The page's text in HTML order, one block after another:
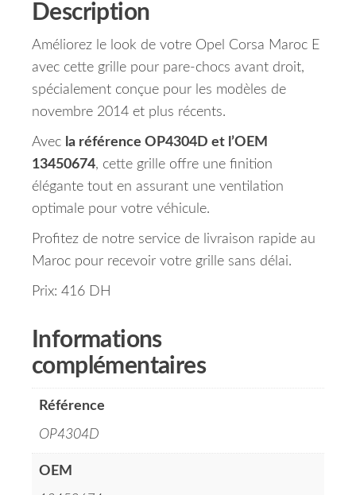
Description
Améliorez le look de votre Opel Corsa Maroc E
avec cette grille pour pare-chocs avant droit,
spécialement conçue pour les modèles de
novembre 2014 et plus récents.
Avec la référence OP4304D et l’OEM
13450674, cette grille offre une finition
élégante tout en assurant une ventilation
optimale pour votre véhicule.
Profitez de notre service de livraison rapide au
Maroc pour recevoir votre grille sans délai.
Prix: 416 DH
Informations
complémentaires
Référence
OP4304D
OEM